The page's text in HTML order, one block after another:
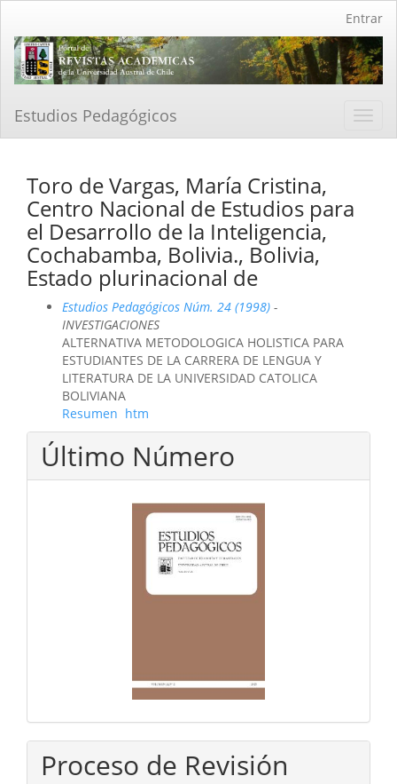
Contenido
principal
Barra
Entrar
Estudios Pedagógicos
Toro de Vargas, María Cristina,
Centro Nacional de Estudios para
el Desarrollo de la Inteligencia,
Cochabamba, Bolivia., Bolivia,
Estado plurinacional de
Estudios Pedagógicos Núm. 24 (1998) -
INVESTIGACIONES
ALTERNATIVA METODOLOGICA HOLISTICA PARA
ESTUDIANTES DE LA CARRERA DE LENGUA Y
LITERATURA DE LA UNIVERSIDAD CATOLICA
BOLIVIANA
Resumen htm
Último Número
Proceso de Revisión